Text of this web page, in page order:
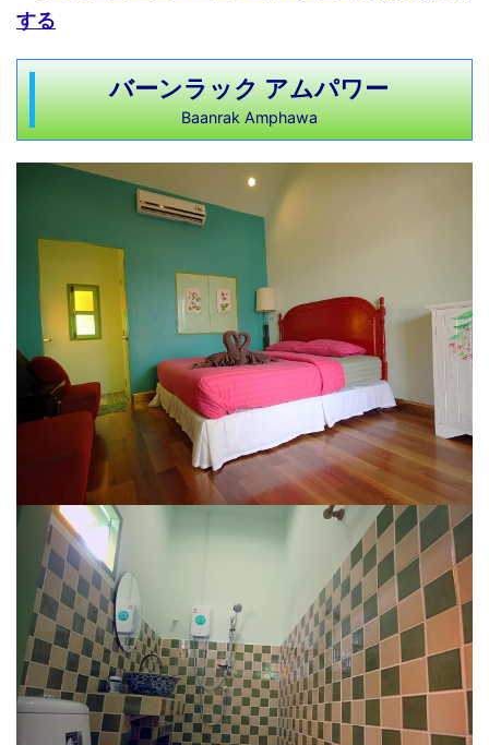
する
バーンラック アムパワー
Baanrak Amphawa